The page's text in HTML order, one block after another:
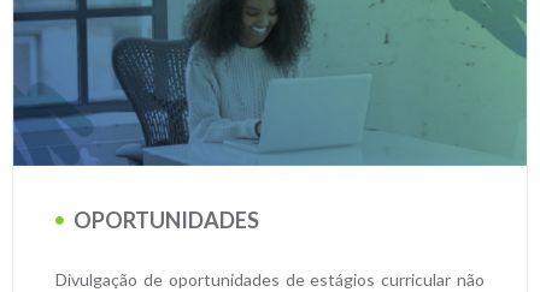
OPORTUNIDADES
Divulgação de oportunidades de estágios curricular não